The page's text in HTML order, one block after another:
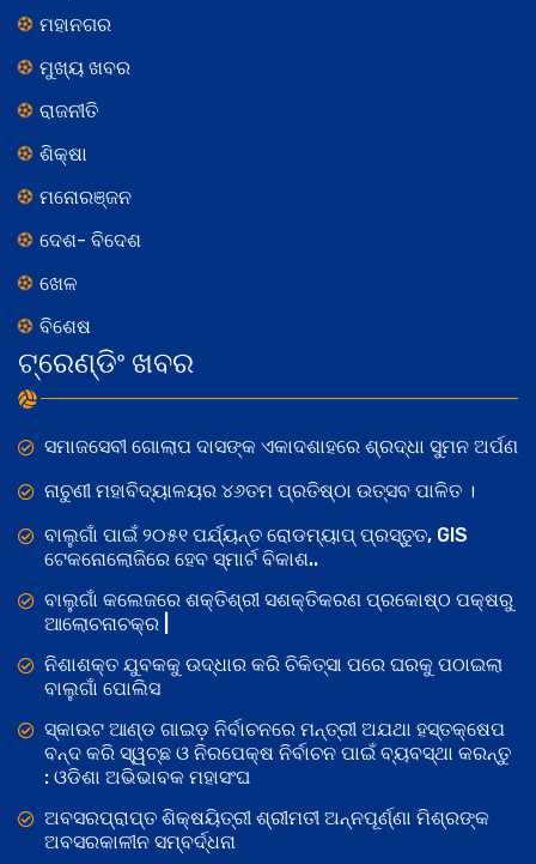
ମହାନଗର
ମୁଖ୍ୟ ଖବର
ରାଜନୀତି
ଶିକ୍ଷା
ମନୋରଞ୍ଜନ
ଦେଶ- ବିଦେଶ
ଖେଳ
ବିଶେଷ
ଟ୍ରେଣ୍ଡିଂ ଖବର
ସମାଜସେବୀ ଗୋଲାପ ଦାସଙ୍କ ଏକାଦଶାହରେ ଶ୍ରଦ୍ଧା ସୁମନ ଅର୍ପଣ
ନାଚୁଣୀ ମହାବିଦ୍ୟାଳୟର ୪୬ତମ ପ୍ରତିଷ୍ଠା ଉତ୍ସବ ପାଳିତ ।
ବାଲୁଗାଁ ପାଇଁ ୨୦୫୧ ପର୍ଯ୍ୟନ୍ତ ରୋଡମ୍ୟାପ୍ ପ୍ରସ୍ତୁତ, GIS
ଟେକନୋଲୋଜିରେ ହେବ ସ୍ମାର୍ଟ ବିକାଶ..
ବାଲୁଗାଁ କଲେଜରେ ଶକ୍ତିଶ୍ରୀ ସଶକ୍ତିକରଣ ପ୍ରକୋଷ୍ଠ ପକ୍ଷରୁ
ଆଲୋଚନାଚକ୍ର |
ନିଶାଶକ୍ତ ଯୁବକକୁ ଉଦ୍ଧାର କରି ଚିକିତ୍ସା ପରେ ଘରକୁ ପଠାଇଲା
ବାଲୁଗାଁ ପୋଲିସ
ସ୍କାଉଟ ଆଣ୍ଡ ଗାଇଡ଼ ନିର୍ବାଚନରେ ମନ୍ତ୍ରୀ ଅଯଥା ହସ୍ତକ୍ଷେପ
ବନ୍ଦ କରି ସ୍ୱଚ୍ଛ ଓ ନିରପେକ୍ଷ ନିର୍ବାଚନ ପାଇଁ ବ୍ୟବସ୍ଥା କରନ୍ତୁ
: ଓଡିଶା ଅଭିଭାବକ ମହାସଂଘ
ଅବସରପ୍ରାପ୍ତ ଶିକ୍ଷୟିତ୍ରୀ ଶ୍ରୀମତୀ ଅନ୍ନପୂର୍ଣ୍ଣା ମିଶ୍ରଙ୍କ
ଅବସରକାଳୀନ ସମ୍ବର୍ଦ୍ଧନା